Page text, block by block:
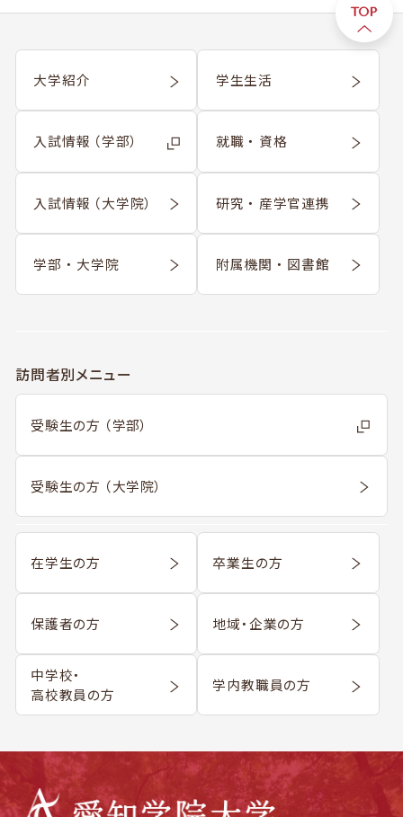
大学紹介
入試情報 （学部）
入試情報 （大学院）
学部 ・ 大学院
学生生活
就職 ・ 資格
研究 ・ 産学官連携
附属機関 ・ 図書館
訪問者別メニュー
受験生の方 （学部）
受験生の方 （大学院）
在学生の方 卒業生の方
保護者の方 地域・企業の方
中学校・
高校教員の方
学内教職員の方